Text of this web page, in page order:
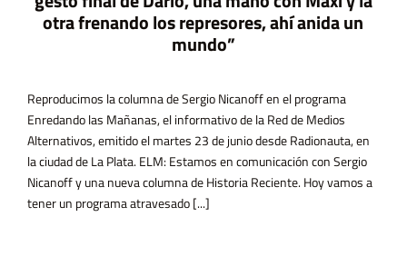
de Sergio Nicanoff en el programa
el informativo de la Red de Medios
martes 23 de junio desde Radionauta, en
ELM: Estamos en comunicación con Sergio
columna de Historia Reciente. Hoy vamos a
atravesado [...]
A 11 años de Ni
2015. En ese
Marcela Ojeda el
Una Menos. Ese